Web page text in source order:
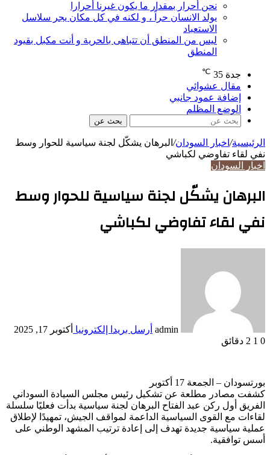
نحن أحرار بمقدار ما يكون غيرنا أحرارا
يولد الانسان حراً ، و لكنه في كل مكان يجر سلاسل
الاستعباد
ليس من المنطق أن تتباهى بالحرية و أنت مكبل بقيود
المنطق
جدة 35
℃
مقال عشوائي
إضافة عمود جانبي
الوضع المظلم
بحث عن
الرئيسية/ اخبار السودان/ البرهان يشكّل لجنة سياسية للحوار وسط
نفي لقاء تفاوضي لكباشي
اخبار السودان
البرهان يشكّل لجنة سياسية للحوار وسط
نفي لقاء تفاوضي لكباشي
admin أرسل بريدا إلكترونيا أكتوبر 17, 2025
0
2 دقائق
بورتسودان – الجمعة 17 أكتوبر
كشفت مصادر مطلعة عن تشكيل رئيس مجلس السيادة السوداني
الفريق أول ركن عبد الفتاح البرهان لجنة سياسية بدأت فعليًا سلسلة
لقاءات مع القوى السياسية الداعمة لمواقف الجيش، تمهيدًا لإطلاق
عملية سياسية جديدة تهدف إلى إعادة ترتيب المشهد الوطني على
أسس توافقية.